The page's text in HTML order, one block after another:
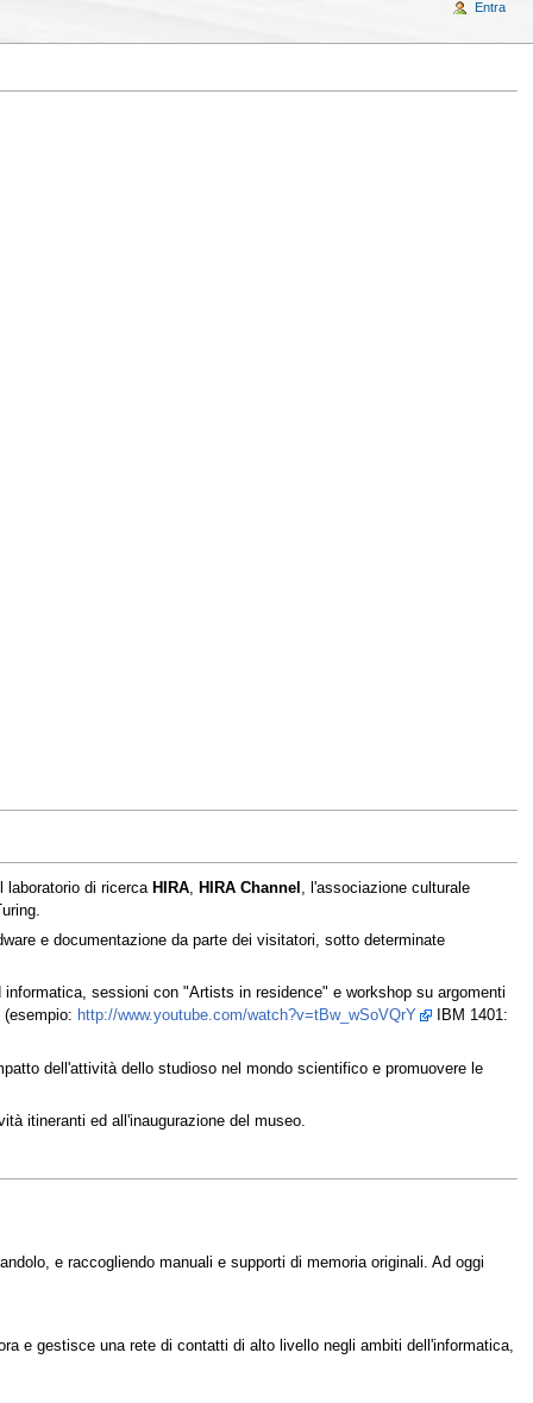
laboratorio di ricerca HIRA, HIRA Channel
, l'associazione culturale
e documentazione da parte dei visitatori, sotto determinate
sessioni con "Artists in residence" e workshop su argomenti
http://www.youtube.com/watch?v=tBw_wSoVQrY IBM 1401:
dell'attività dello studioso nel mondo scientifico e promuovere le
itineranti ed all'inaugurazione del museo.
e raccogliendo manuali e supporti di memoria originali. Ad oggi
e gestisce una rete di contatti di alto livello negli ambiti dell'informatica,
Entra